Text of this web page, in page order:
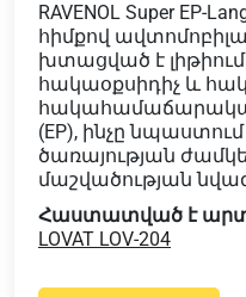
RAVENOL Super EP-
հիմքով
խտացված է
հակաօքսիդիչ և
(EP), ինչը
ծառայության
մաշվածության
Հաստատված է
LOVAT LOV-204